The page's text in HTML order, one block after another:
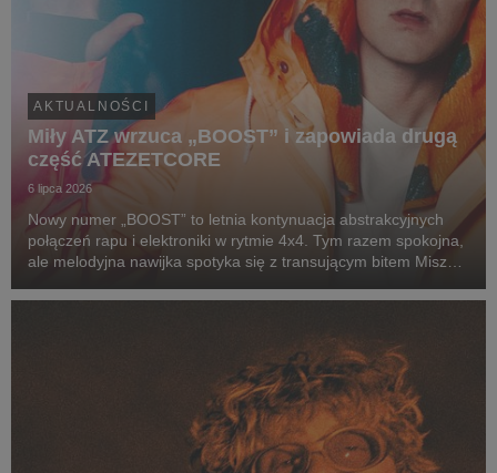
AKTUALNOŚCI
Miły ATZ wrzuca „BOOST” i zapowiada drugą
część ATEZETCORE
6 lipca 2026
Nowy numer „BOOST” to letnia kontynuacja abstrakcyjnych
połączeń rapu i elektroniki w rytmie 4x4. Tym razem spokojna,
ale melodyjna nawijka spotyka się z transującym bitem Miszy
wyraźnego dropu, prowadzi nas w progre...